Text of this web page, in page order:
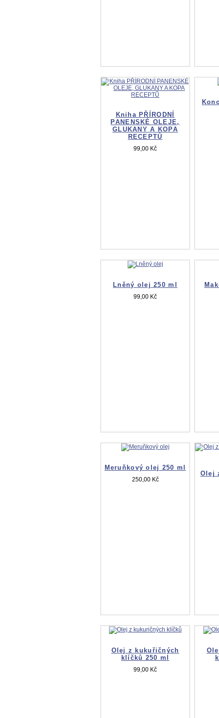
Kniha PŘÍRODNÍ
PANENSKÉ OLEJE,
GLUKANY A KOPA
RECEPTŮ
99,00 Kč
Lněný olej 250 ml
99,00 Kč
Meruňkový olej 250 ml
250,00 Kč
Olej
Olej z kukuřičných
klíčků 250 ml
99,00 Kč